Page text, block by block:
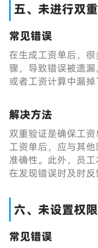
五、未进行双
常见错误
在生成工资单后，
骤，导致错误被遗漏
或者工资计算中漏掉
解决方法
双重验证是确保工
工资单后，应与其
准确性。此外，员
在发现错误时及时反
六、未设置权
常见错误